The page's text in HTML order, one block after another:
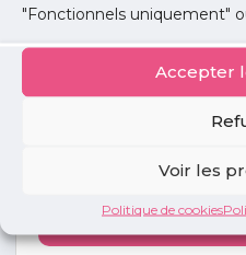
"Fonctionnels uniquement"
Accepter
Voir les
Politique de cookies
annonces